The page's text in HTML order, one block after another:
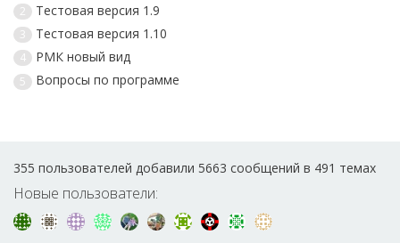
2 Тестовая версия 1.9
3 Тестовая версия 1.10
4 РМК новый вид
5 Вопросы по программе
355 пользователей добавили 5663 сообщений в 491 темах
Новые пользователи: